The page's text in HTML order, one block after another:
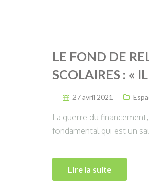
LE FOND DE
SCOLAIRES : «
27 avril 2021
La guerre du
fondamental qui est un
Lire la suite